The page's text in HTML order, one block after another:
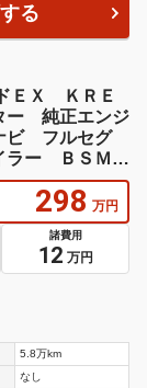
る
ＥＸ ＫＲＥ
ー 純正エンジ
ビ フルセグ
イラー ＢＳＭ
298 万円
諸費用
12 万円
5.8万km
なし